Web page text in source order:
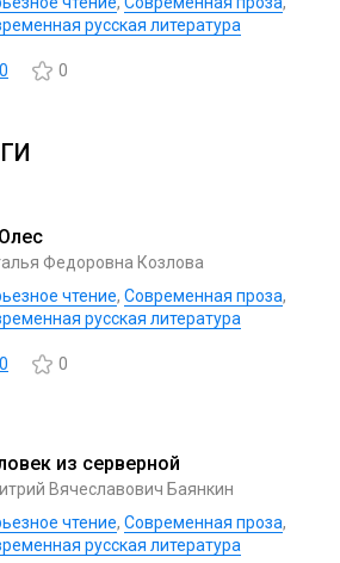
русская литература
0 0
Федоровна Козлова
чтение, Современная проза,
русская литература
0 0
из серверной
Вячеславович Баянкин
чтение, Современная проза,
русская литература